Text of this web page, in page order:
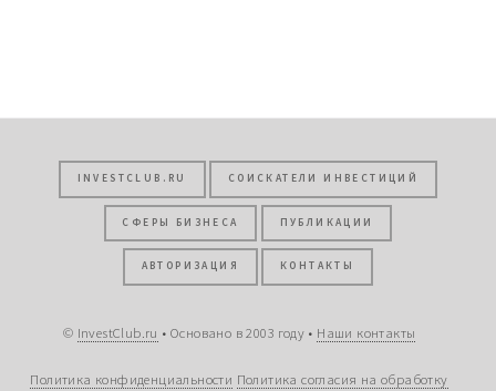
INVESTCLUB.RU СОИСКАТЕЛИ ИНВЕСТИЦИЙ
СФЕРЫ БИЗНЕСА ПУБЛИКАЦИИ
АВТОРИЗАЦИЯ КОНТАКТЫ
© InvestClub.ru • Основано в 2003 году • Наши контакты
Политика конфиденциальности Политика согласия на обработку